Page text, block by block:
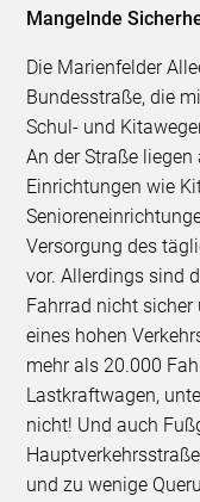
Mangelnde
Die Marienfelder
Bundesstraße, die
Schul- und
An der Straße
Einrichtungen wie
Versorgung des
vor. Allerdings sind
Fahrrad nicht sicher
eines hohen
mehr als 20.000
Lastkraftwagen,
nicht! Und auch
und zu wenige